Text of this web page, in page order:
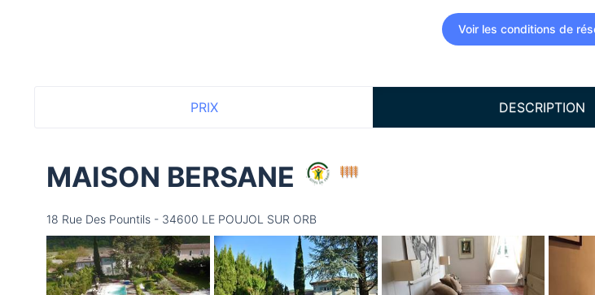
Voir les conditions de
PRIX DESCRIPTION
MAISON BERSANE
18 Rue Des Pountils - 34600 LE POUJOL SUR ORB